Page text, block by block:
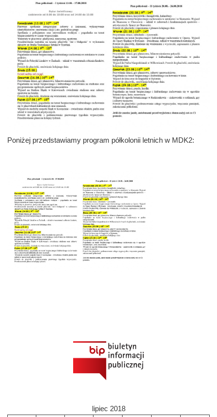
Poniżej przedstawiamy program półkolonii letnich w MDK2:
lipiec 2018